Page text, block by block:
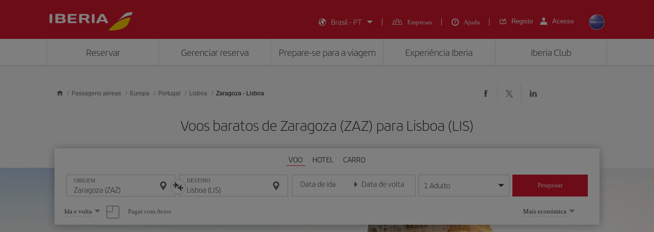
Brasil - PT
Empresas Ajuda Registo Acesso
Reservar Gerenciar reserva Prepare-se para a viagem Experiência Iberia Iberia Club
Passagens aéreas Europa Portugal Lisboa Zaragoza - Lisboa
Voos baratos de Zaragoza (ZAZ) para Lisboa (LIS)
VOO HOTEL CARRO
ORIGEM DESTINO Data de ida
Insira a data no formato dia/mês/ano
Data de volta
Insira a data no formato dia/mês/ano
1 Adulto Pesquisar
Selecione
uma
opção
Ida e volta Pagar com Avios Mais económica